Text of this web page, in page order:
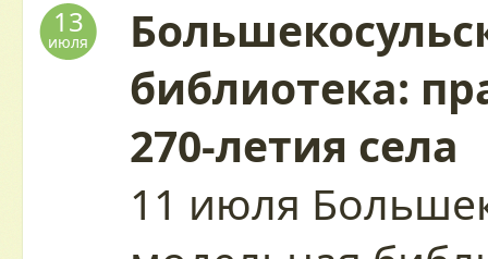
13
июля
библиотека:
270-летия села
11 июля